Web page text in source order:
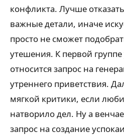
конфликта. Лучше
важные детали, иначе
просто не сможет
утешения. К первой
относится запрос на
утреннего приветствия.
мягкой критики, если
натворило дел. Ну а
запрос на создание